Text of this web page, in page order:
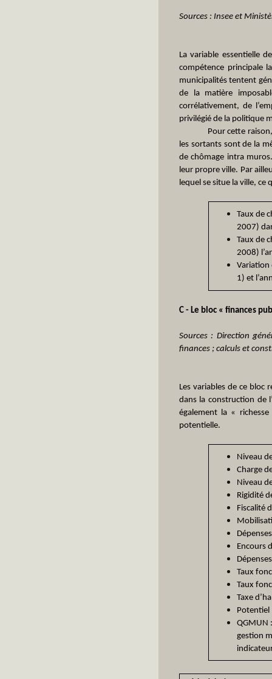
Sources : Insee et
La variable essentielle
compétence principale
municipalités tentent
de la matière
corrélativement, de
privilégié de la politique
Pour cette
les sortants sont de la
de chômage intra
leur propre ville. Par
lequel se situe la ville,
Taux de
2007)
Taux de
2008)
Variation
1) et
C - Le bloc « finances
Sources : Direction
finances ; calculs et
Les variables de ce bloc
dans la construction de
également la «
potentielle.
Niveau
Charge
Niveau
Rigidité
Fiscalité
Encours
Taux
Taux
Taxe
Potentiel
QGMUN
gestion